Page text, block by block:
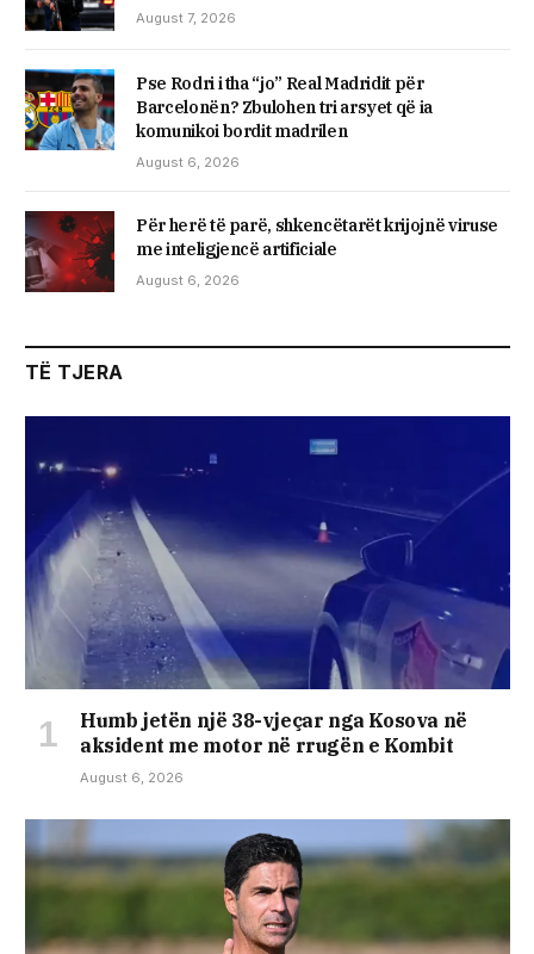
August 7, 2026
Pse Rodri i tha “jo” Real Madridit për
Barcelonën? Zbulohen tri arsyet që ia
komunikoi bordit madrilen
August 6, 2026
Për herë të parë, shkencëtarët krijojnë viruse
me inteligjencë artificiale
August 6, 2026
TË TJERA
Humb jetën një 38-vjeçar nga Kosova në
aksident me motor në rrugën e Kombit
August 6, 2026